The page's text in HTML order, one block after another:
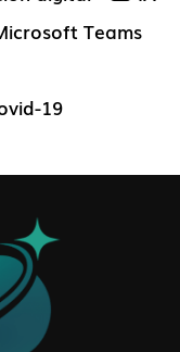
Teams
19